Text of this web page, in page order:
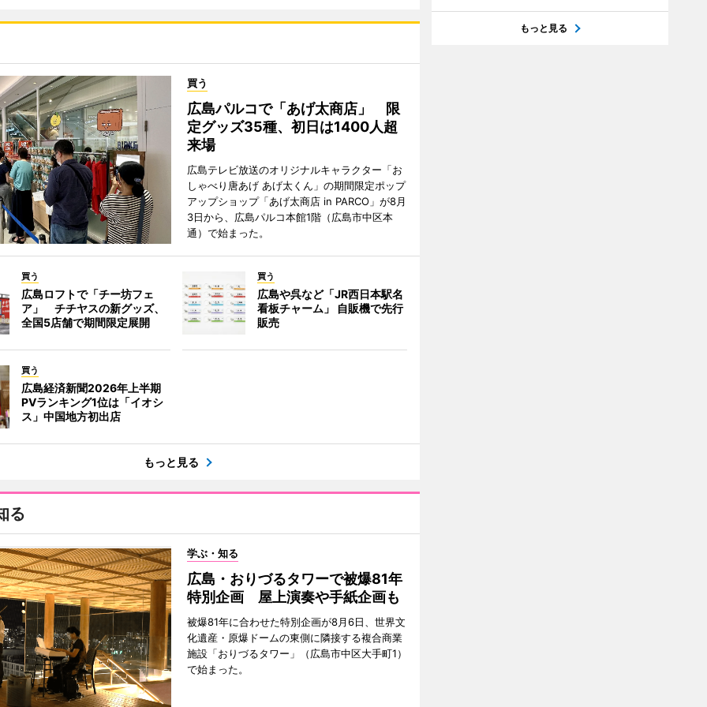
買う
広島パルコで「あげ太商店」 限
定グッズ35種、初日は1400人超
来場
広島テレビ放送のオリジナルキャラクター「お
しゃべり唐あげ あげ太くん」の期間限定ポップ
アップショップ「あげ太商店 in PARCO」が8月
3日から、広島パルコ本館1階（広島市中区本
通）で始まった。
買う
広島ロフトで「チー坊フェ
ア」 チチヤスの新グッズ、
全国5店舗で期間限定展開
買う
広島や呉など「JR西日本駅名
看板チャーム」 自販機で先行
販売
買う
広島経済新聞2026年上半期
PVランキング1位は「イオシ
ス」中国地方初出店
もっと見る
る
学ぶ・知る
広島・おりづるタワーで被爆81年
特別企画 屋上演奏や手紙企画も
被爆81年に合わせた特別企画が8月6日、世界文
化遺産・原爆ドームの東側に隣接する複合商業
施設「おりづるタワー」（広島市中区大手町1）
で始まった。
もっと見る